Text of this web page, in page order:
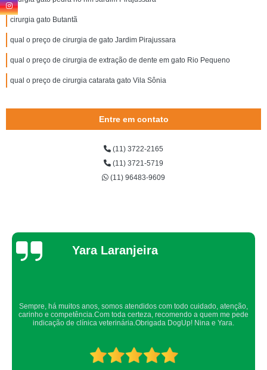
cirurgia gato Butantã
qual o preço de cirurgia de gato Jardim Pirajussara
qual o preço de cirurgia de extração de dente em gato Rio Pequeno
qual o preço de cirurgia catarata gato Vila Sônia
Entre em contato
(11) 3722-2165
(11) 3721-5719
(11) 96483-9609
Thaynah Souza
Confio de olhos fechados os meus cachorros nos atendimentos da dog up,
os veterinários sempre são atenciosos e verificam todos os detalhes
possíveis.